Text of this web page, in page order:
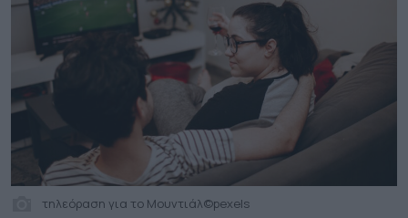
τηλεόραση για το Μουντιάλ©pexels